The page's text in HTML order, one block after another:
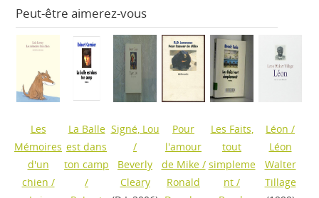
Peut-être aimerez-vous
Les
Mémoires
d'un
chien /
La Balle
est dans
ton camp
/
Signé, Lou
/
Beverly
Cleary
Pour
l'amour
de Mike/
Ronald
Les Faits,
tout
simpleme
nt /
Léon /
Léon
Walter
Tillage